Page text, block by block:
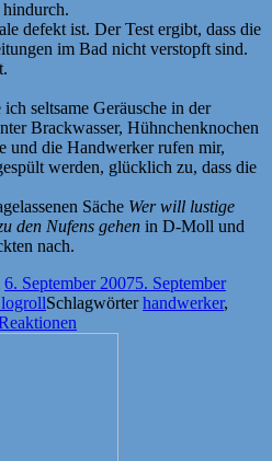
defekt ist. Der Test ergibt, dass die
im Bad nicht verstopft sind.
seltsame Geräusche in der
Brackwasser, Hühnchenknochen
und die Handwerker rufen mir,
werden, glücklich zu, dass die
Säche Wer will lustige
den Nufens gehen in D-Moll und
nach.
6. September 20075. September
Schlagwörterhandwerker,